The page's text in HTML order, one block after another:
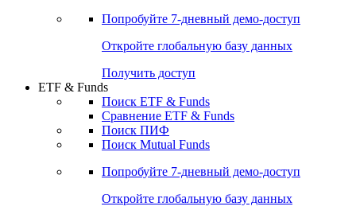
Попробуйте 7-дневный демо-доступ
Откройте глобальную базу данных
Получить доступ
ETF & Funds
Поиск ETF & Funds
Сравнение ETF & Funds
Поиск ПИФ
Поиск Mutual Funds
Попробуйте 7-дневный демо-доступ
Откройте глобальную базу данных